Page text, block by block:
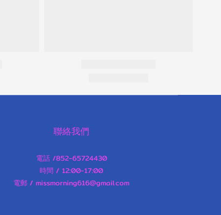
聯絡我們
電話 /852-65724430
時間 / 12:00-17:00
電郵 / missmorning616@gmail.com